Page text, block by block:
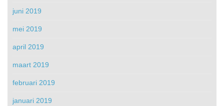
juni 2019
mei 2019
april 2019
maart 2019
februari 2019
januari 2019